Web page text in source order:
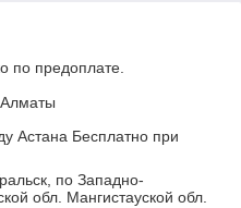
по предоплате.
Алматы
Астана Бесплатно при
по Западно-
обл. Мангистауской обл.